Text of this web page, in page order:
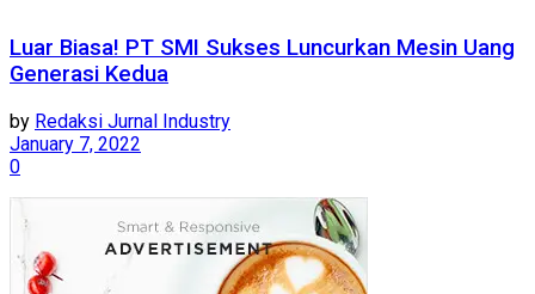
Luar Biasa! PT SMI Sukses Luncurkan Mesin Uang
Generasi Kedua
by Redaksi Jurnal Industry
January 7, 2022
0